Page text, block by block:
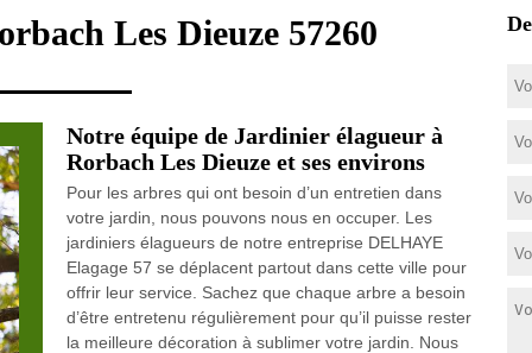
Les Dieuze 57260
Notre équipe de Jardinier élagueur à
Rorbach Les Dieuze et ses environs
Pour les arbres qui ont besoin d’un entretien dans
votre jardin, nous pouvons nous en occuper. Les
jardiniers élagueurs de notre entreprise DELHAYE
Elagage 57 se déplacent partout dans cette ville pour
offrir leur service. Sachez que chaque arbre a besoin
d’être entretenu régulièrement pour qu’il puisse rester
la meilleure décoration à sublimer votre jardin. Nous